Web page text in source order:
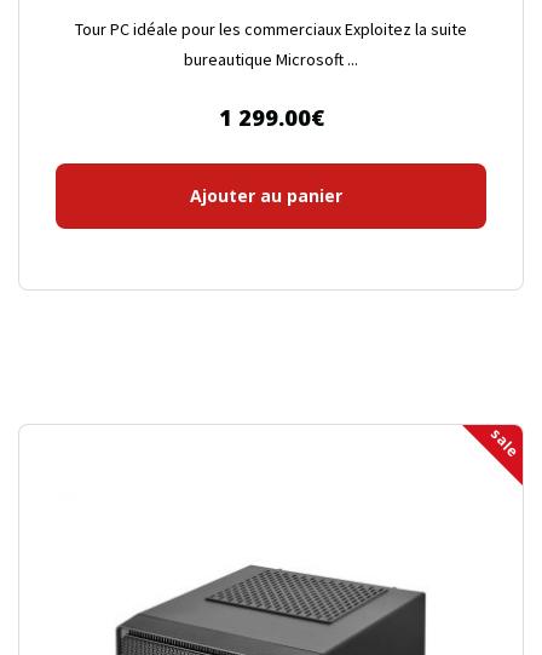
Tour PC idéale pour les commerciaux Exploitez la suite
bureautique Microsoft ...
1 299.00€
Ajouter au panier
sale